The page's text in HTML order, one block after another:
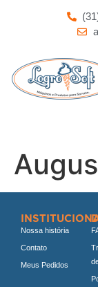
Nossa história
Contato
Meus Pedidos